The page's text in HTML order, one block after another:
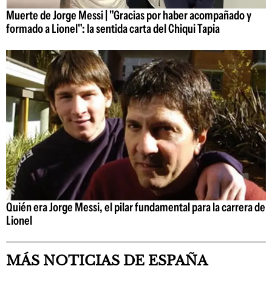
Muerte de Jorge Messi | "Gracias por haber acompañado y
formado a Lionel": la sentida carta del Chiqui Tapia
Quién era Jorge Messi, el pilar fundamental para la carrera de
Lionel
MÁS NOTICIAS DE ESPAÑA